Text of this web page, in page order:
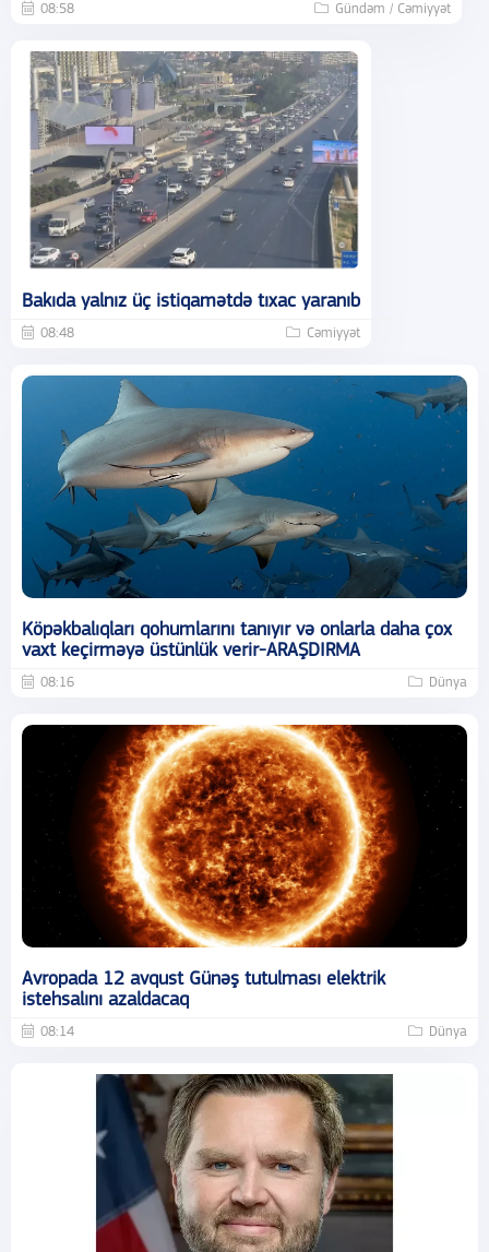
08:58 Gündəm / Cəmiyyət
Bakıda yalnız üç istiqamətdə tıxac yaranıb
08:48 Cəmiyyət
Köpəkbalıqları qohumlarını tanıyır və onlarla daha çox
vaxt keçirməyə üstünlük verir-ARAŞDIRMA
08:16 Dünya
Avropada 12 avqust Günəş tutulması elektrik
istehsalını azaldacaq
08:14 Dünya